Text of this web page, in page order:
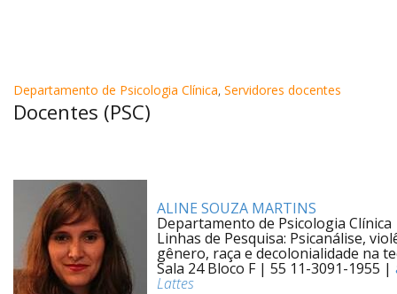
Departamento de Psicologia Clínica, Servidores docentes
Docentes (PSC)
ALINE SOUZA MARTINS
Departamento de Psicologia Clínica
Linhas de Pesquisa: Psicanálise,
gênero, raça e decolonialidade na
Sala 24 Bloco F | 55 11-3091-1955 |
Lattes